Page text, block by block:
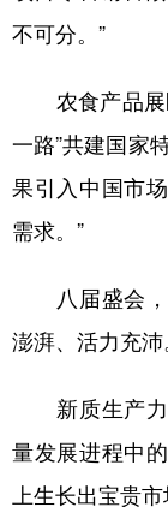
不可分。”
农食产品展
一路”共建国家
果引入中国市
需求。”
八届盛会，
澎湃、活力充沛
新质生产力
量发展进程中
上生长出宝贵市